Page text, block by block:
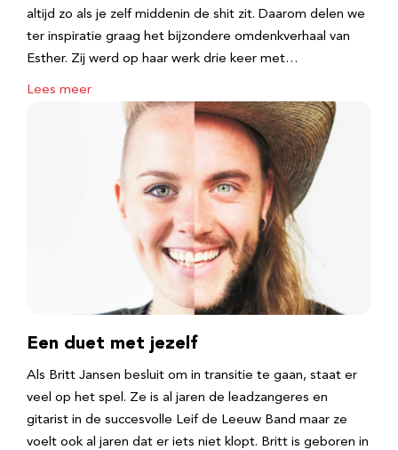
altijd zo als je zelf middenin de shit zit. Daarom delen we
ter inspiratie graag het bijzondere omdenkverhaal van
Esther. Zij werd op haar werk drie keer met…
Lees meer
Een duet met jezelf
Als Britt Jansen besluit om in transitie te gaan, staat er
veel op het spel. Ze is al jaren de leadzangeres en
gitarist in de succesvolle Leif de Leeuw Band maar ze
voelt ook al jaren dat er iets niet klopt. Britt is geboren in